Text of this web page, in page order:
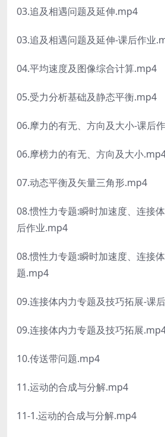
03.追及相遇问题及延伸.mp4
03.追及相遇问题及延伸-课后作业
04.平均速度及图像综合计算.mp4
05.受力分析基础及静态平衡.mp4
06.摩力的有无、方向及大小-课后
06.摩榜力的有无、方向及大小
07.动态平衡及矢量三角形.mp4
08.惯性力专题:瞬时加速度、连接
后作业.mp4
08.惯性力专题:瞬时加速度、连接
题.mp4
09.连接体内力专题及技巧拓展-课
09.连接体内力专题及技巧拓展
10.传送带问题.mp4
11.运动的合成与分解.mp4
11-1.运动的合成与分解.mp4